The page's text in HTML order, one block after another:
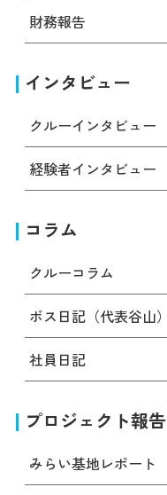
財務報告
インタビュー
クルーインタビュー
経験者インタビュー
コラム
クルーコラム
ボス日記（代表谷山）
社員日記
プロジェクト報告
みらい基地レポート